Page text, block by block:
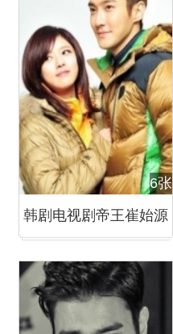
6张
韩剧电视剧帝王崔始源
真